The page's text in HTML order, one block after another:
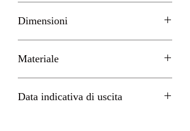
Dimensioni
Materiale
Data indicativa di uscita